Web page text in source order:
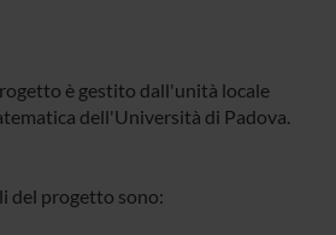
è gestito dall'unità locale
dell'Università di Padova.
del progetto sono: